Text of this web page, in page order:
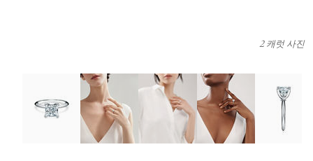
플래티늄 소재의 프린세스 컷 다이아몬드 웨딩 링 이미지 번호 0
2 캐럿 사진